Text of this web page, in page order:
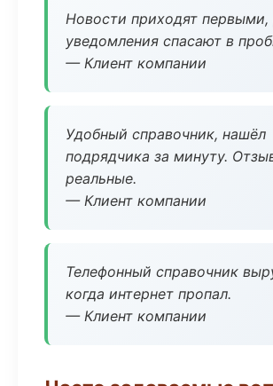
Новости приходят первыми,
уведомления спасают в
— Клиент компании
Удобный справочник, нашёл
подрядчика за минуту.
реальные.
— Клиент компании
Телефонный справочник
когда интернет пропал.
— Клиент компании